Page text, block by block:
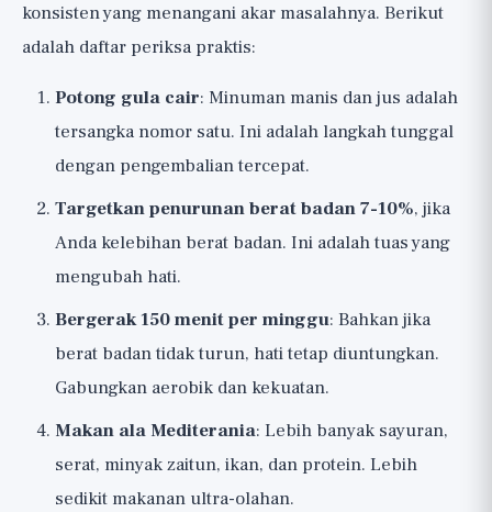
konsisten yang menangani akar masalahnya. Berikut
adalah daftar periksa praktis:
Potong gula cair: Minuman manis dan jus adalah
tersangka nomor satu. Ini adalah langkah tunggal
dengan pengembalian tercepat.
Targetkan penurunan berat badan 7-10%, jika
Anda kelebihan berat badan. Ini adalah tuas yang
mengubah hati.
Bergerak 150 menit per minggu: Bahkan jika
berat badan tidak turun, hati tetap diuntungkan.
Gabungkan aerobik dan kekuatan.
Makan ala Mediterania: Lebih banyak sayuran,
serat, minyak zaitun, ikan, dan protein. Lebih
sedikit makanan ultra-olahan.